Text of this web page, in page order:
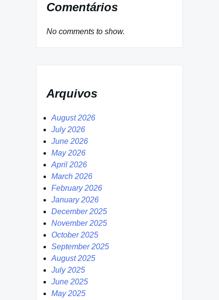
Comentários
No comments to show.
Arquivos
August 2026
July 2026
June 2026
May 2026
April 2026
March 2026
February 2026
January 2026
December 2025
November 2025
October 2025
September 2025
August 2025
July 2025
June 2025
May 2025